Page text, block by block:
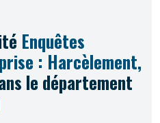
Enquêtes
: Harcèlement,
le département